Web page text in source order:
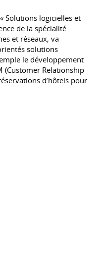
Solutions logicielles et
de la spécialité
et réseaux, va
solutions
le développement
(Customer Relationship
d’hôtels pour